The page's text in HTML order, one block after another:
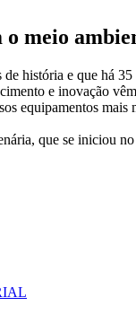
meio
história e que há
e inovação
equipamentos
que se iniciou